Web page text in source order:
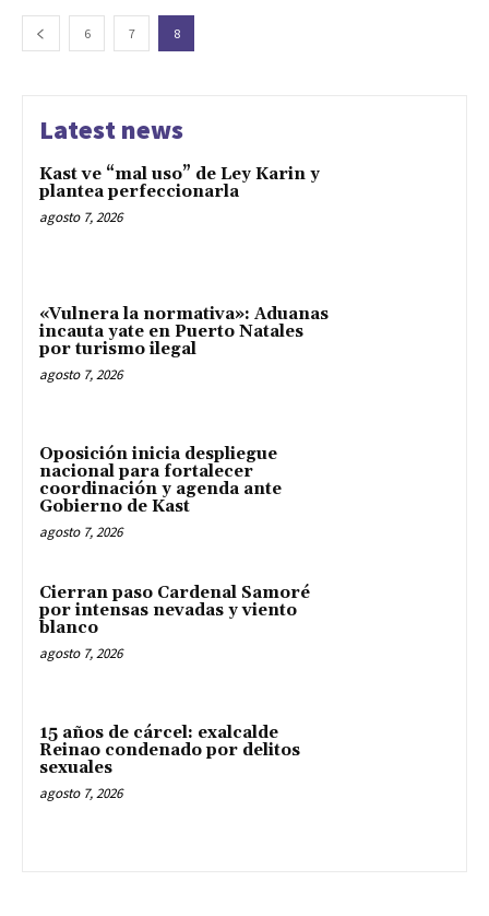
6 7 8
Latest news
Kast ve “mal uso” de Ley Karin y
plantea perfeccionarla
agosto 7, 2026
«Vulnera la normativa»: Aduanas
incauta yate en Puerto Natales
por turismo ilegal
agosto 7, 2026
Oposición inicia despliegue
nacional para fortalecer
coordinación y agenda ante
Gobierno de Kast
agosto 7, 2026
Cierran paso Cardenal Samoré
por intensas nevadas y viento
blanco
agosto 7, 2026
15 años de cárcel: exalcalde
Reinao condenado por delitos
sexuales
agosto 7, 2026